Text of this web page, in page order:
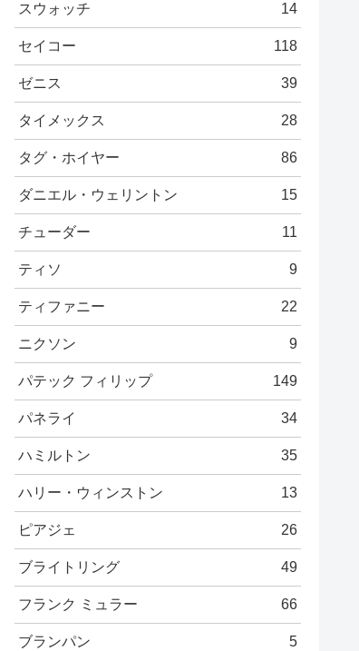
スウォッチ 14
セイコー 118
ゼニス 39
タイメックス 28
タグ・ホイヤー 86
ダニエル・ウェリントン 15
チューダー 11
ティソ 9
ティファニー 22
ニクソン 9
パテック フィリップ 149
パネライ 34
ハミルトン 35
ハリー・ウィンストン 13
ピアジェ 26
ブライトリング 49
フランク ミュラー 66
ブランパン 5